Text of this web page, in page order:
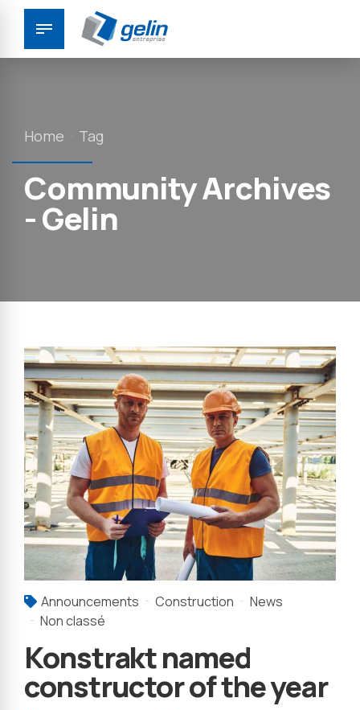
Home Tag
Community Archives
- Gelin
Announcements Construction
News
Non classé
Konstrakt named
constructor of the year
Panneau de gestion des cookies